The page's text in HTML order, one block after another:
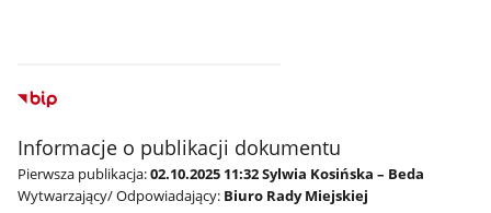
Informacje o publikacji dokumentu
Pierwsza publikacja:02.10.2025 11:32 Sylwia Kosińska – Beda
Wytwarzający/ Odpowiadający: Biuro Rady Miejskiej